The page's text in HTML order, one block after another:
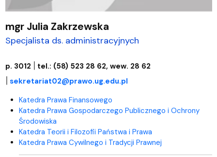
mgr Julia Zakrzewska
Specjalista ds. administracyjnych
p. 3012 | tel.: (58) 523 28 62, wew. 28 62
| sekretariat02@prawo.ug.edu.pl
Katedra Prawa Finansowego
Katedra Prawa Gospodarczego Publicznego i Ochrony
Środowiska
Katedra Teorii i Filozofii Państwa i Prawa
Katedra Prawa Cywilnego i Tradycji Prawnej